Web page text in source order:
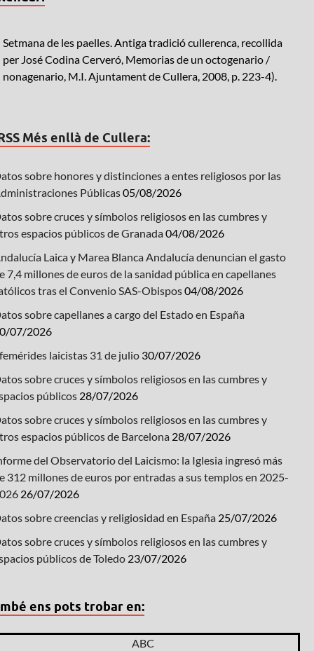
Setmana de les paelles. Antiga tradició cullerenca, recollida
per José Codina Cerveró, Memorias de un octogenario /
nonagenario, M.I. Ajuntament de Cullera, 2008, p. 223-4).
Més enllà de Cullera:
sobre honores y distinciones a entes religiosos por las
Públicas05/08/2026
sobre cruces y símbolos religiosos en las cumbres y
espacios públicos de Granada04/08/2026
Laica y Marea Blanca Andalucía denuncian el gasto
7,4 millones de euros de la sanidad pública en capellanes
tras el Convenio SAS-Obispos04/08/2026
sobre capellanes a cargo del Estado en España
07/2026
laicistas 31 de julio 30/07/2026
sobre cruces y símbolos religiosos en las cumbres y
públicos 28/07/2026
sobre cruces y símbolos religiosos en las cumbres y
espacios públicos de Barcelona 28/07/2026
del Observatorio del Laicismo: la Iglesia ingresó más
312 millones de euros por entradas a sus templos en 2025-
26/07/2026
sobre creencias y religiosidad en España 25/07/2026
sobre cruces y símbolos religiosos en las cumbres y
públicos de Toledo 23/07/2026
ens pots trobar en:
ABC